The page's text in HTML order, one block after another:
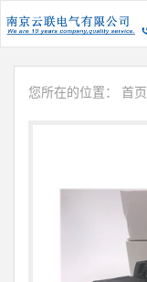
您所在的位置： 首页